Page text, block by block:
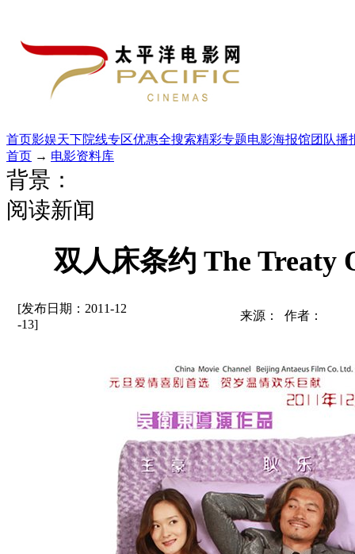
首页影娱天下院线专区优惠全搜索精彩专题电影海报馆团队播
首页 → 电影资料库
背景：
阅读新闻
双人床条约 The Treaty
[发布日期：2011-12
-13]
来源： 作者：